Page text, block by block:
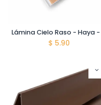
$ 5.90